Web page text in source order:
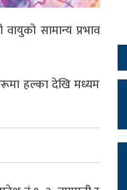
सामान्य प्रभाव
हल्का देखि मध्यम